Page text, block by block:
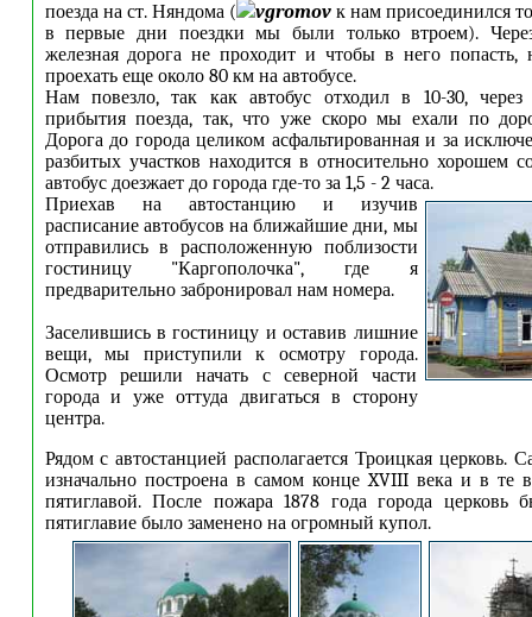
поезда на ст. Няндома (
vgromovк нам присоединился
в первые дни поездки мы были только втроем).
железная дорога не проходит и чтобы в него попасть,
проехать еще около 80 км на автобусе.
Нам повезло, так как автобус отходил в 10-30,
прибытия поезда, так, что уже скоро мы ехали по
Дорога до города целиком асфальтированная и за
разбитых участков находится в относительно хорошем
автобус доезжает до города где-то за 1,5 - 2 часа.
Приехав на автостанцию и изучив
расписание автобусов на ближайшие дни, мы
отправились в расположенную поблизости
гостиницу "Каргополочка", где я
предварительно забронировал нам номера.
Заселившись в гостиницу и оставив лишние
вещи, мы приступили к осмотру города.
Осмотр решили начать с северной части
города и уже оттуда двигаться в сторону
центра.
Рядом с автостанцией располагается Троицкая церковь.
изначально построена в самом конце XVIII века и в те
пятиглавой. После пожара 1878 года города церковь
пятиглавие было заменено на огромный купол.